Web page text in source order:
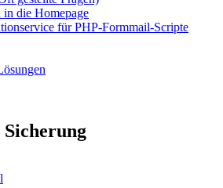
in die Homepage
für PHP-Formmail-Scripte
Sicherung